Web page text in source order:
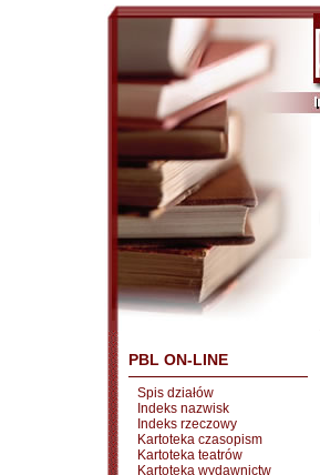
PBL ON-LINE
Spis działów
Indeks nazwisk
Indeks rzeczowy
Kartoteka czasopism
Kartoteka teatrów
Kartoteka wydawnictw